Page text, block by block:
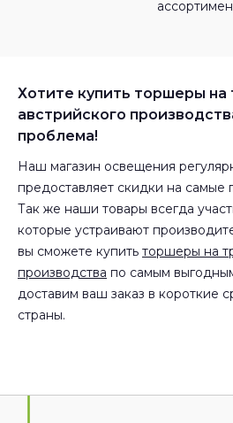
Хотите купить торшеры на
австрийского
проблема!
Наш магазин освещения
предоставляет скидки на самые
Так же наши товары всегда
которые устраивают
вы сможете купить торшеры на
производства по самым
доставим ваш заказ в короткие
страны.